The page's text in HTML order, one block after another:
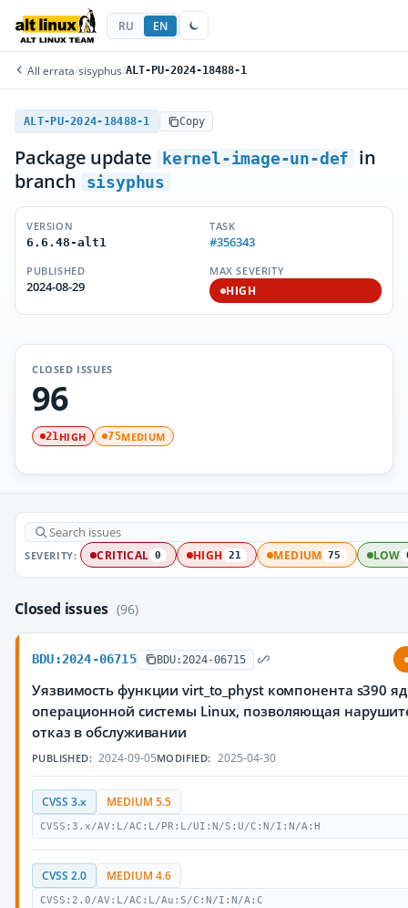
RU EN
All errata/sisyphus/ALT-PU-2024-18488-1
ALT-PU-2024-18488-1 Copy
Package update kernel-image-un-def
in
branch
sisyphus
VERSION
6.6.48-alt1
TASK
#356343
PUBLISHED
2024-08-29
MAX SEVERITY
HIGH
CLOSED ISSUES
96
21HIGH 75MEDIUM
SEVERITY: CRITICAL 0 HIGH 21 MEDIUM 75 LOW
Closed issues (96)
BDU:2024-06715 BDU:2024-06715
Уязвимость функции virt_to_physt компонента s390
операционной системы Linux, позволяющая
отказ в обслуживании
PUBLISHED: 2024-09-05MODIFIED: 2025-04-30
CVSS 3.x MEDIUM 5.5
CVSS:3.x/AV:L/AC:L/PR:L/UI:N/S:U/C:N/I:N/A:H
CVSS 2.0 MEDIUM 4.6
CVSS:2.0/AV:L/AC:L/Au:S/C:N/I:N/A:C